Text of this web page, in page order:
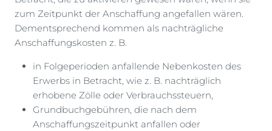
zum Zeitpunkt der Anschaffung angefallen wären.
Dementsprechend kommen als nachträgliche
Anschaffungskosten z. B.
in Folgeperioden anfallende Nebenkosten des
Erwerbs in Betracht, wie z. B. nachträglich
erhobene Zölle oder Verbrauchssteuern,
Grundbuchgebühren, die nach dem
Anschaffungszeitpunkt anfallen oder